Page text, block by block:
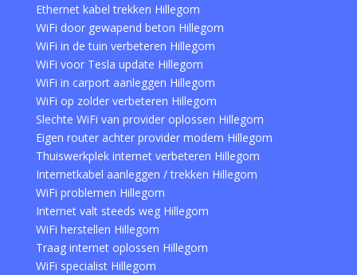
Ethernet kabel trekken Hillegom
WiFi door gewapend beton Hillegom
WiFi in de tuin verbeteren Hillegom
WiFi voor Tesla update Hillegom
WiFi in carport aanleggen Hillegom
WiFi op zolder verbeteren Hillegom
Slechte WiFi van provider oplossen Hillegom
Eigen router achter provider modem Hillegom
Thuiswerkplek internet verbeteren Hillegom
Internetkabel aanleggen / trekken Hillegom
WiFi problemen Hillegom
Internet valt steeds weg Hillegom
WiFi herstellen Hillegom
Traag internet oplossen Hillegom
WiFi specialist Hillegom